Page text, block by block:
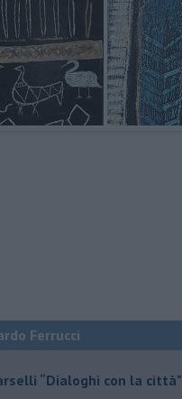
Ferrucci
“Dialoghi con la città"